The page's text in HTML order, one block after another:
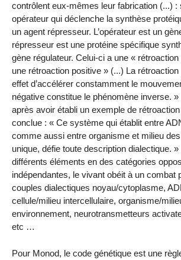
contrôlent eux-mêmes leur fabrication (...) :
opérateur qui déclenche la synthèse
un agent répresseur. L’opérateur est un
répresseur est une protéine spécifique
gène régulateur. Celui-ci a une «
une rétroaction positive » (...) La
effet d’accélérer constamment le
négative constitue le phénomène inverse.
après avoir établi un exemple de
conclue : « Ce système qui établit entre
comme aussi entre organisme et milieu
unique, défie toute description dialectique. »
différents éléments en des catégories
indépendantes, le vivant obéit à un combat
couples dialectiques noyau/cytoplasme,
cellule/milieu intercellulaire, organisme/
environnement, neurotransmetteurs
etc …
Pour Monod, le code génétique est une